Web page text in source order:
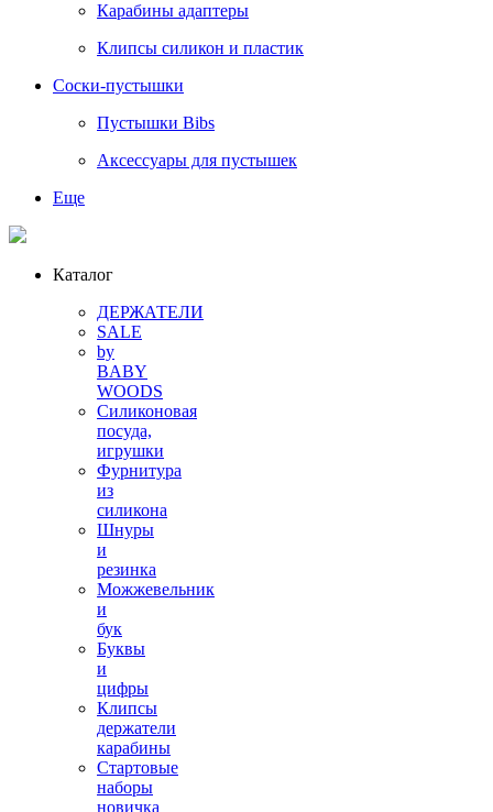
Карабины адаптеры
Клипсы силикон и пластик
Соски-пустышки
Пустышки Bibs
Аксессуары для пустышек
Еще
Каталог
ДЕРЖАТЕЛИ
SALE
by
BABY
WOODS
Силиконовая
посуда,
игрушки
Фурнитура
из
силикона
Шнуры
и
резинка
Можжевельник
и
бук
Буквы
и
цифры
Клипсы
держатели
карабины
Стартовые
наборы
новичка